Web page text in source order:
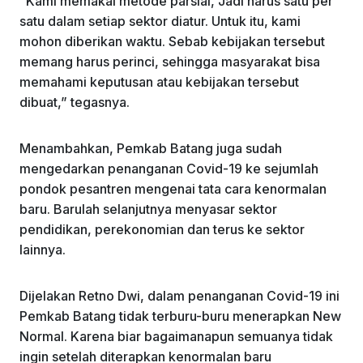
satu dalam setiap sektor diatur. Untuk itu, kami
mohon diberikan waktu. Sebab kebijakan tersebut
memang harus perinci, sehingga masyarakat bisa
memahami keputusan atau kebijakan tersebut
dibuat,” tegasnya.
Menambahkan, Pemkab Batang juga sudah
mengedarkan penanganan Covid-19 ke sejumlah
pondok pesantren mengenai tata cara kenormalan
baru. Barulah selanjutnya menyasar sektor
pendidikan, perekonomian dan terus ke sektor
lainnya.
Dijelakan Retno Dwi, dalam penanganan Covid-19 ini
Pemkab Batang tidak terburu-buru menerapkan New
Normal. Karena biar bagaimanapun semuanya tidak
ingin setelah diterapkan kenormalan baru